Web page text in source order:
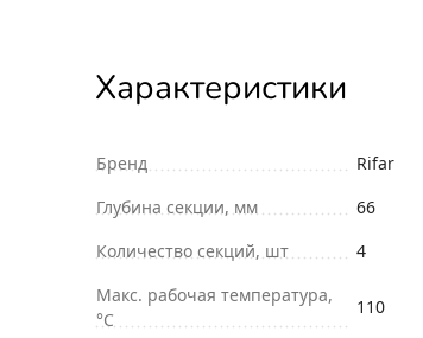
Характеристики
Бренд
Rifar
Глубина секции, мм
66
Количество секций, шт
4
Макс. рабочая температура,
°С
110